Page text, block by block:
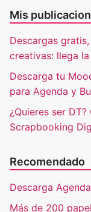
Mis
Descargas
creativas: llega
Descarga tu
para Agenda y
¿Quieres ser
Scrapbooking
Recomendado
Descarga
Más de 200